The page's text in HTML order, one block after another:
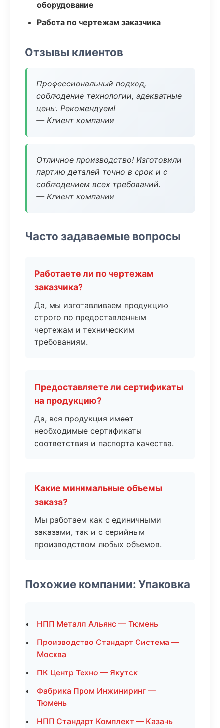
оборудование
Работа по чертежам заказчика
Отзывы клиентов
Профессиональный подход,
соблюдение технологии, адекватные
цены. Рекомендуем!
— Клиент компании
Отличное производство! Изготовили
партию деталей точно в срок и с
соблюдением всех требований.
— Клиент компании
Часто задаваемые вопросы
Работаете ли по чертежам
заказчика?
Да, мы изготавливаем продукцию
строго по предоставленным
чертежам и техническим
требованиям.
Предоставляете ли сертификаты
на продукцию?
Да, вся продукция имеет
необходимые сертификаты
соответствия и паспорта качества.
Какие минимальные объемы
заказа?
Мы работаем как с единичными
заказами, так и с серийным
производством любых объемов.
Похожие компании: Упаковка
НПП Металл Альянс — Тюмень
Производство Стандарт Система —
Москва
ПК Центр Техно — Якутск
Фабрика Пром Инжиниринг —
Тюмень
НПП Стандарт Комплект — Казань